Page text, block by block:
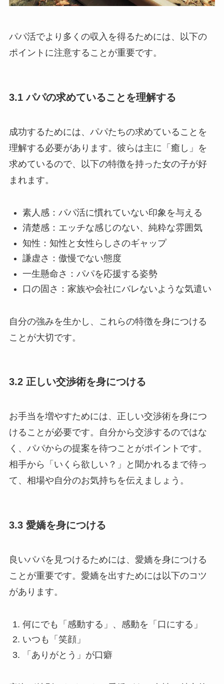
パパ活でより多くの収入を得るためには、以下の
ポイントに注意することが重要です。
3.1 パパの求めていることを理解する
成功するためには、パパたちの求めていることを
理解する必要があります。彼らは主に「癒し」を
求めているので、以下の特徴を持った女の子が好
まれます。
素人感：パパ活に慣れていない印象を与える
清楚感：エッチな感じのない、純粋な雰囲気
知性：知性と女性らしさのギャップ
謙虚さ：傲慢でない態度
一生懸命さ：パパを応援する姿勢
口の固さ：家族や会社にバレないような気遣い
自分の強みを生かし、これらの特徴を身につける
ことが大切です。
3.2 正しい交渉術を身につける
お手当を増やすためには、正しい交渉術を身につ
けることが必要です。自分から交渉するのではな
く、パパからの提案を待つことがポイントです。
相手から「いくら欲しい？」と聞かれるまで待っ
て、相場や自分のお気持ちを伝えましょう。
3.3 愛嬌を身につける
良いパパを見つけるためには、愛嬌を身につける
ことが重要です。愛嬌を出すためには以下のコツ
があります。
何にでも「感動する」、感動を「口にする」
いつも「笑顔」
「ありがとう」が口癖